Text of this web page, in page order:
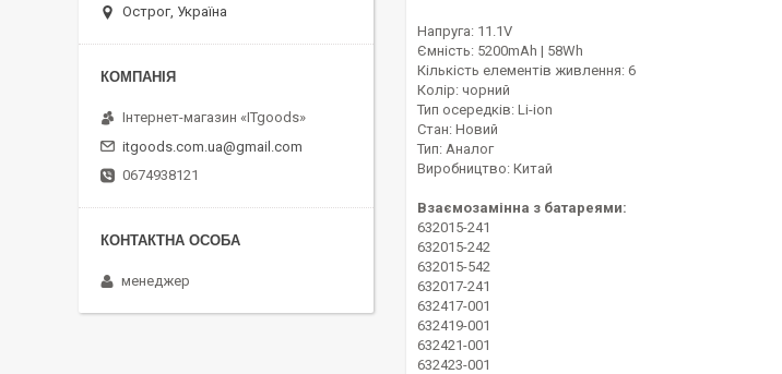
Напруга: 11.1V
Ємність: 5200mAh | 58Wh
Кількість елементів живлення: 6
Колір: чорний
Тип осередків: Li-ion
Стан: Новий
Тип: Аналог
Виробництво: Китай
Взаємозамінна з батареями:
632015-241
632015-242
632015-542
632017-241
632417-001
632419-001
632421-001
632423-001
Острог, Україна
Інтернет-магазин «ITgoods»
itgoods.com.ua@gmail.com
0674938121
менеджер